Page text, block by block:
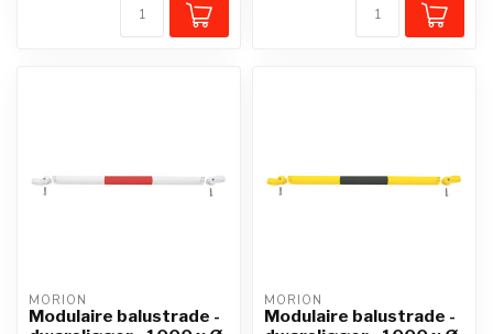
MORION
Modulaire balustrade -
MORION
Modulaire balustrade -